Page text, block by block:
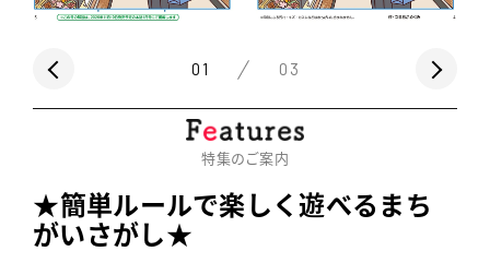
01 03
特集のご案内
★簡単ルールで楽しく遊べるまち
がいさがし★